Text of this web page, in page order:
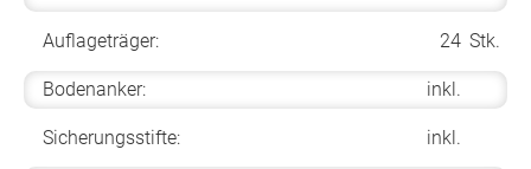
Auflageträger: 24 Stk.
Bodenanker: inkl.
Sicherungsstifte: inkl.